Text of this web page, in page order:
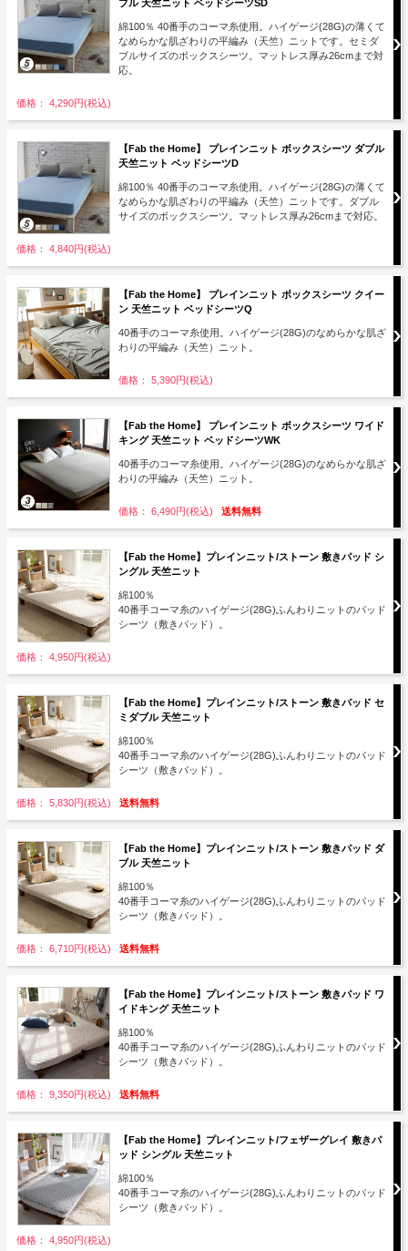
ブル 天竺ニット ベッドシーツSD
綿100％ 40番手のコーマ糸使用。ハイゲージ(28G)の薄くて
なめらかな肌ざわりの平編み（天竺）ニットです。セミダ
ブルサイズのボックスシーツ。マットレス厚み26cmまで対
応。
価格： 4,290円(税込)
【Fab the Home】 プレインニット ボックスシーツ ダブル
天竺ニット ベッドシーツD
綿100％ 40番手のコーマ糸使用。ハイゲージ(28G)の薄くて
なめらかな肌ざわりの平編み（天竺）ニットです。ダブル
サイズのボックスシーツ。マットレス厚み26cmまで対応。
価格： 4,840円(税込)
【Fab the Home】 プレインニット ボックスシーツ クイー
ン 天竺ニット ベッドシーツQ
40番手のコーマ糸使用。ハイゲージ(28G)のなめらかな肌ざ
わりの平編み（天竺）ニット。
価格： 5,390円(税込)
【Fab the Home】 プレインニット ボックスシーツ ワイド
キング 天竺ニット ベッドシーツWK
40番手のコーマ糸使用。ハイゲージ(28G)のなめらかな肌ざ
わりの平編み（天竺）ニット。
価格： 6,490円(税込) 送料無料
【Fab the Home】プレインニット/ストーン 敷きパッド シ
ングル 天竺ニット
綿100％
40番手コーマ糸のハイゲージ(28G)ふんわりニットのパッド
シーツ（敷きパッド）。
価格： 4,950円(税込)
【Fab the Home】プレインニット/ストーン 敷きパッド セ
ミダブル 天竺ニット
綿100％
40番手コーマ糸のハイゲージ(28G)ふんわりニットのパッド
シーツ（敷きパッド）。
価格： 5,830円(税込) 送料無料
【Fab the Home】プレインニット/ストーン 敷きパッド ダ
ブル 天竺ニット
綿100％
40番手コーマ糸のハイゲージ(28G)ふんわりニットのパッド
シーツ（敷きパッド）。
価格： 6,710円(税込) 送料無料
【Fab the Home】プレインニット/ストーン 敷きパッド ワ
イドキング 天竺ニット
綿100％
40番手コーマ糸のハイゲージ(28G)ふんわりニットのパッド
シーツ（敷きパッド）。
価格： 9,350円(税込) 送料無料
【Fab the Home】プレインニット/フェザーグレイ 敷きパ
ッド シングル 天竺ニット
綿100％
40番手コーマ糸のハイゲージ(28G)ふんわりニットのパッド
シーツ（敷きパッド）。
価格： 4,950円(税込)